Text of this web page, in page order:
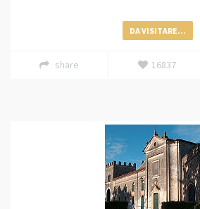
DA VISITARE...
share 16837